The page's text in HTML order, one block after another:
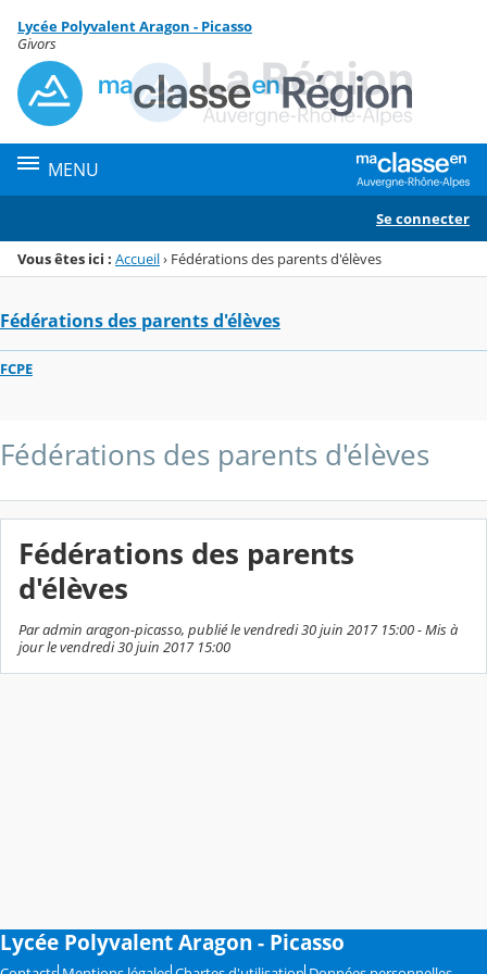
Menu de la rubrique
Contenu
Lycée Polyvalent Aragon - Picasso
Givors
MENU
Se connecter
Vous êtes ici : Accueil› Fédérations des parents d'élèves
Fédérations des parents d'élèves
FCPE
Fédérations des parents d'élèves
Fédérations des parents
d'élèves
Par admin aragon-picasso, publié le vendredi 30 juin 2017 15:00 - Mis à
jour le vendredi 30 juin 2017 15:00
Lycée Polyvalent Aragon - Picasso